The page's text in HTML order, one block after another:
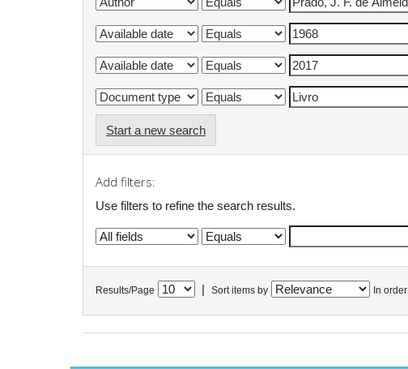
Start a new search
Add filters:
Use filters to refine the search results.
Results/Page Sort items by In order